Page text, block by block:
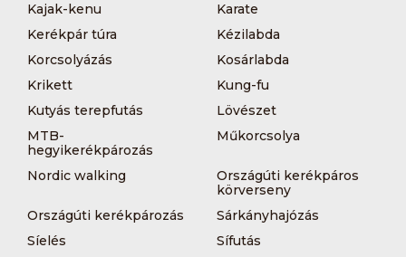
Kajak-kenu
Karate
Kerékpár túra
Kézilabda
Korcsolyázás
Kosárlabda
Krikett
Kung-fu
Kutyás terepfutás
Lövészet
MTB-
hegyikerékpározás
Műkorcsolya
Nordic walking
Országúti kerékpáros
körverseny
Országúti kerékpározás
Sárkányhajózás
Síelés
Sífutás